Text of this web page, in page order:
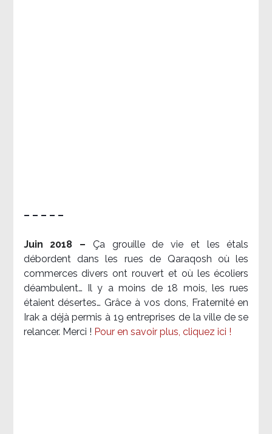
– – – – –
Juin 2018 – Ça grouille de vie et les étals
débordent dans les rues de Qaraqosh où les
commerces divers ont rouvert et où les écoliers
déambulent… Il y a moins de 18 mois, les rues
étaient désertes… Grâce à vos dons, Fraternité en
Irak a déjà permis à 19 entreprises de la ville de se
relancer. Merci ! Pour en savoir plus, cliquez ici !